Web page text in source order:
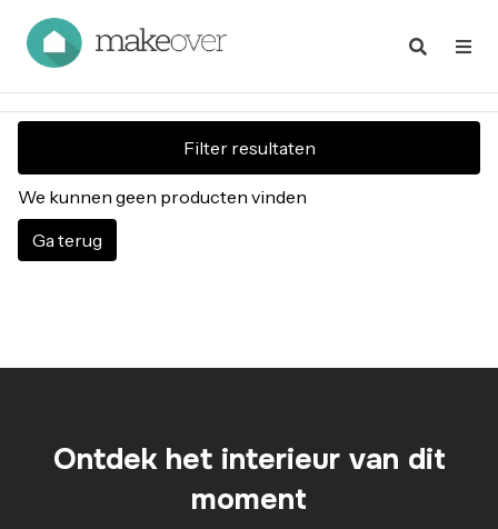
Filter resultaten
We kunnen geen producten vinden
Ga terug
Ontdek het interieur van dit
moment